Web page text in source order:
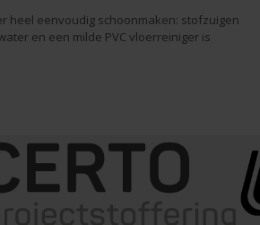
heel eenvoudig schoonmaken: stofzuigen
en een milde PVC vloerreiniger is